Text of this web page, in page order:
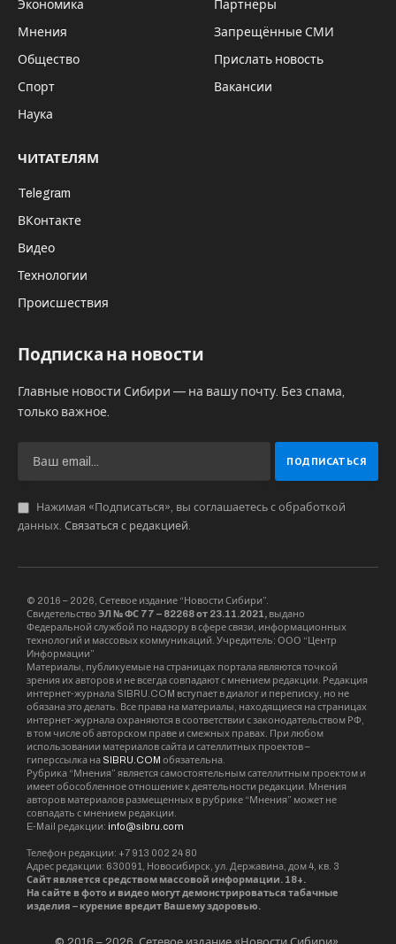
Экономика
Мнения
Общество
Спорт
Наука
Партнёры
Запрещённые СМИ
Прислать новость
Вакансии
ЧИТАТЕЛЯМ
Telegram
ВКонтакте
Видео
Технологии
Происшествия
Подписка на новости
Главные новости Сибири — на вашу почту. Без спама,
только важное.
Нажимая «Подписаться», вы соглашаетесь с обработкой
данных. Связаться с редакцией.
© 2016 – 2026, Сетевое издание “Новости Сибири”.
Свидетельство ЭЛ № ФС 77 – 82268 от 23.11.2021, выдано
Федеральной службой по надзору в сфере связи, информационных
технологий и массовых коммуникаций. Учредитель: ООО “Центр
Информации”
Материалы, публикуемые на страницах портала являются точкой
зрения их авторов и не всегда совпадают с мнением редакции. Редакция
интернет-журнала SIBRU.COM вступает в диалог и переписку, но не
обязана это делать. Все права на материалы, находящиеся на страницах
интернет-журнала охраняются в соответствии с законодательством РФ,
в том числе об авторском праве и смежных правах. При любом
использовании материалов сайта и сателлитных проектов –
гиперссылка на SIBRU.COM обязательна.
Рубрика “Мнения” является самостоятельным сателлитным проектом и
имеет обособленное отношение к деятельности редакции. Мнения
авторов материалов размещенных в рубрике “Мнения” может не
совпадать с мнением редакции.
E-Mail редакции: info@sibru.com
Телефон редакции: +7 913 002 24 80
Адрес редакции: 630091, Новосибирск, ул. Державина, дом 4, кв. 3
Сайт является средством массовой информации. 18+.
На сайте в фото и видео могут демонстрироваться табачные
изделия – курение вредит Вашему здоровью.